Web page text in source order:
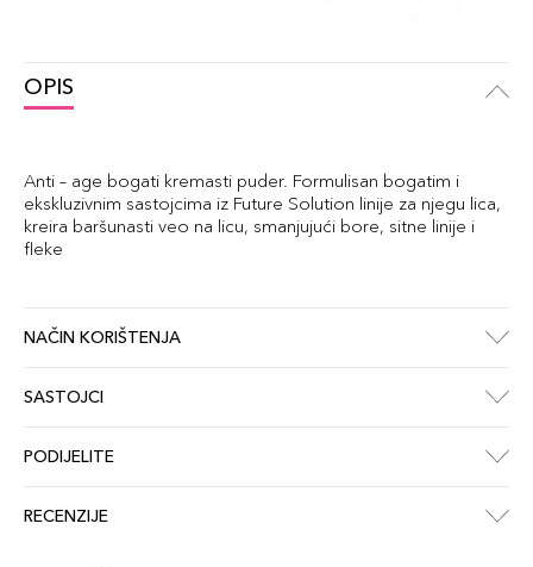
OPIS
Anti – age bogati kremasti puder. Formulisan bogatim i
ekskluzivnim sastojcima iz Future Solution linije za njegu lica,
kreira baršunasti veo na licu, smanjujući bore, sitne linije i
fleke
NAČIN KORIŠTENJA
SASTOJCI
PODIJELITE
RECENZIJE